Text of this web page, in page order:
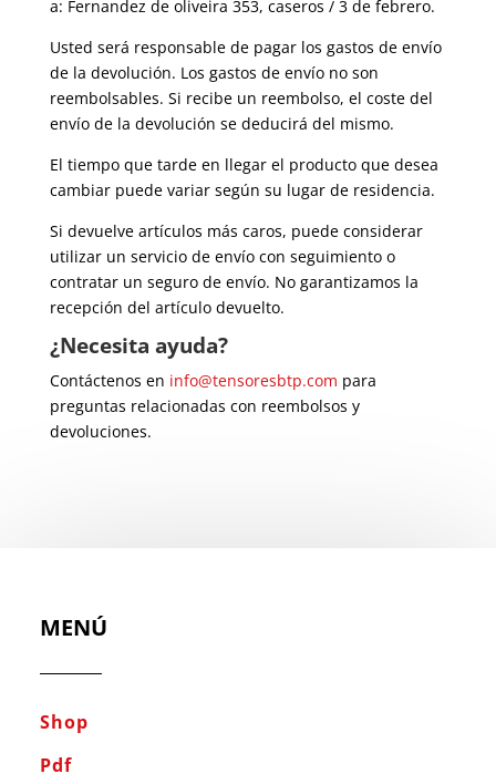
a: Fernandez de oliveira 353, caseros / 3 de febrero.
Usted será responsable de pagar los gastos de envío
de la devolución. Los gastos de envío no son
reembolsables. Si recibe un reembolso, el coste del
envío de la devolución se deducirá del mismo.
El tiempo que tarde en llegar el producto que desea
cambiar puede variar según su lugar de residencia.
Si devuelve artículos más caros, puede considerar
utilizar un servicio de envío con seguimiento o
contratar un seguro de envío. No garantizamos la
recepción del artículo devuelto.
¿Necesita ayuda?
Contáctenos en info@tensoresbtp.com para
preguntas relacionadas con reembolsos y
devoluciones.
MENÚ
Shop
Pdf